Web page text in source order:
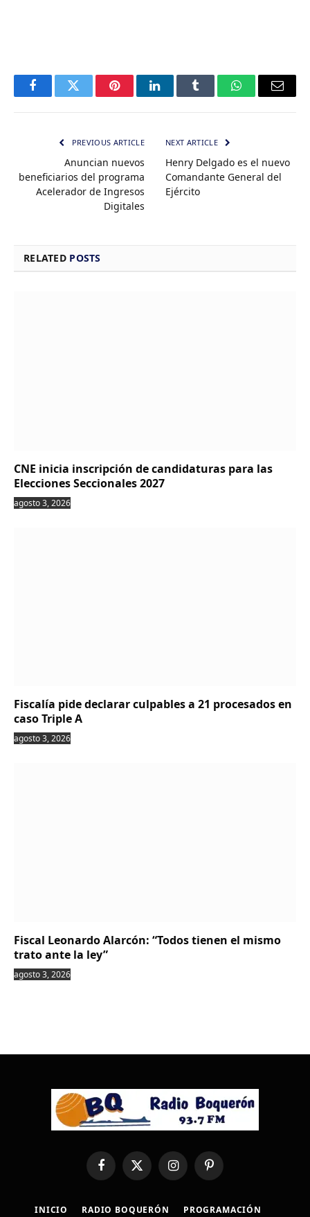
FacebookTwitter PinterestLinkedInTumblr WhatsAppEmail
PREVIOUS ARTICLE
Anuncian nuevos
beneficiarios del programa
Acelerador de Ingresos
Digitales
NEXT ARTICLE
Henry Delgado es el nuevo
Comandante General del
Ejército
RELATED POSTS
CNE inicia inscripción de candidaturas para las
Elecciones Seccionales 2027
agosto 3, 2026
Fiscalía pide declarar culpables a 21 procesados en
caso Triple A
agosto 3, 2026
Fiscal Leonardo Alarcón: “Todos tienen el mismo
trato ante la ley”
agosto 3, 2026
FacebookX
(Twitter)
InstagramPinterest
INICIO RADIO BOQUERÓN PROGRAMACIÓN